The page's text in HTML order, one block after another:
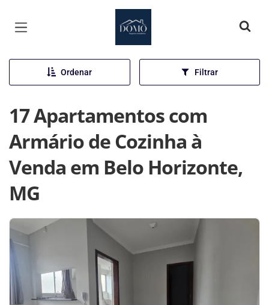
Página inicial
Ordenar Filtrar
17 Apartamentos com
Armário de Cozinha à
Venda em Belo Horizonte,
MG